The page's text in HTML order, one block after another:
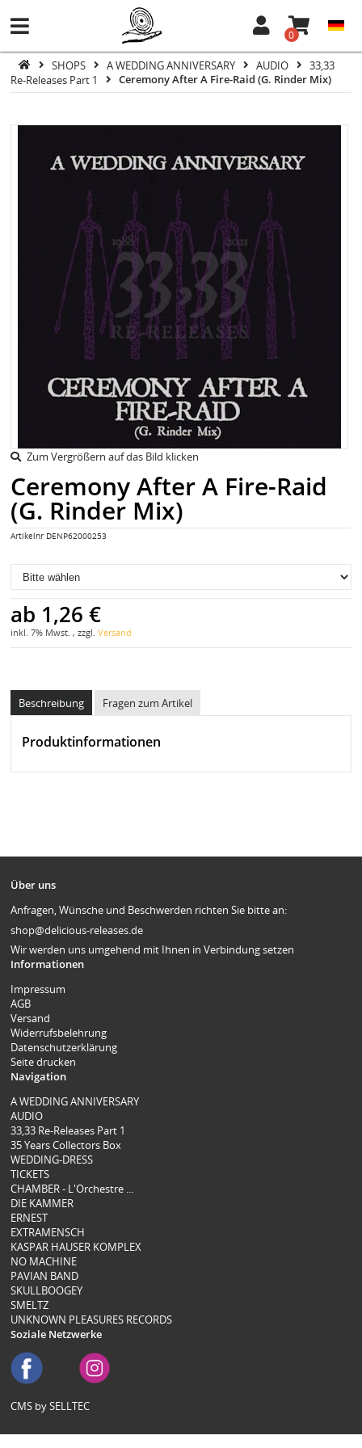
0
SHOPS A WEDDING ANNIVERSARY AUDIO
33,33
Re-Releases Part 1
Ceremony After A Fire-Raid (G. Rinder Mix)
Zum Vergrößern auf das Bild klicken
Ceremony After A Fire-Raid
(G. Rinder Mix)
Artikelnr DENP62000253
ab 1,26 €
inkl. 7% Mwst. , zzgl. Versand
Beschreibung Fragen zum Artikel
Produktinformationen
Über uns
Anfragen, Wünsche und Beschwerden richten Sie bitte an:
shop@delicious-releases.de
Wir werden uns umgehend mit Ihnen in Verbindung setzen
Informationen
Impressum
AGB
Versand
Widerrufsbelehrung
Datenschutzerklärung
Seite drucken
Navigation
A WEDDING ANNIVERSARY
AUDIO
33,33 Re-Releases Part 1
35 Years Collectors Box
WEDDING-DRESS
TICKETS
CHAMBER - L'Orchestre ...
DIE KAMMER
ERNEST
EXTRAMENSCH
KASPAR HAUSER KOMPLEX
NO MACHINE
PAVIAN BAND
SKULLBOOGEY
SMELTZ
UNKNOWN PLEASURES RECORDS
Soziale Netzwerke
CMS by SELLTEC